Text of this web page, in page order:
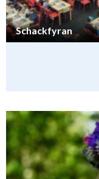
Schackfyran